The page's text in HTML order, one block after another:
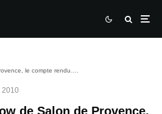
le compte rendu….
2010
de Salon de Provence,